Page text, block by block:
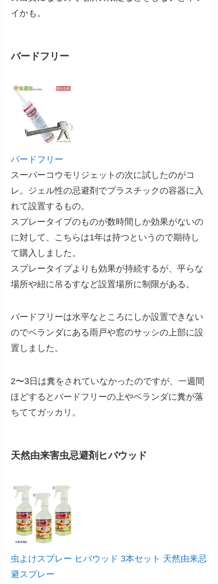
イかも。
バードフリー
バードフリー
スーパーコウモリジェットの次に試したのがコ
レ。ジェル性の忌避剤でプラスチックの容器に入
れて設置するもの。
スプレータイプのものが数時間しか効果がないの
に対して、こちらは1年は持つというので期待し
て購入しました。
スプレータイプよりも効果が持続するが、平らな
場所や紐に吊るすなど設置場所に制限がある。
バードフリーは水平なところにしか設置できない
のでベランダにある雨戸や窓のサッシの上部に設
置しました。
2〜3日は糞をされていなかったのですが、一週間
ほどするとバードフリーの上やベランダに糞が落
ちててガッカリ。
天然由来害虫忌避剤ヒバウッド
虫よけスプレー ヒバウッド 3本セット 天然由来忌
避スプレー